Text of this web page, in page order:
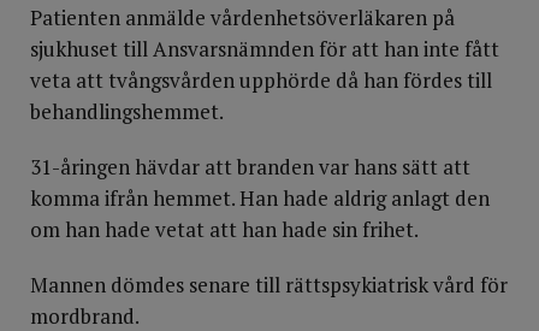
Patienten anmälde vårdenhetsöverläkaren på
sjukhuset till Ansvarsnämnden för att han inte fått
veta att tvångsvården upphörde då han fördes till
behandlingshemmet.
31-åringen hävdar att branden var hans sätt att
komma ifrån hemmet. Han hade aldrig anlagt den
om han hade vetat att han hade sin frihet.
Mannen dömdes senare till rättspsykiatrisk vård för
mordbrand.